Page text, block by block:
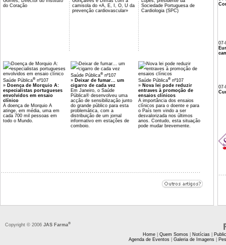
do Coração
camisola do «A, E, I, O, U da
prevenção cardiovascular»
Sociedade Portuguesa de
Cardiologia (SPC)
Saúde Pública® nº107
» Doença de Morquio A:
especialistas portugueses
envolvidos em ensaio
clínico
A doença de Morquio A
atinge, em média, uma em
cada 700 mil pessoas em
todo o Mundo.
Saúde Pública® nº107
» Deixar de fumar... um
cigarro de cada vez
Em Janeiro, o Saúde
Pública® desenvolveu uma
acção de sensibilização junto
do grande público para esta
problemática, com a
distribuição de um jornal
informativo em estações de
comboio.
Saúde Pública® nº107
» Nova lei pode reduzir
entraves à promoção de
ensaios clínicos
A importância dos ensaios
clínicos para o doente e para
o País tem vindo a ser
desvalorizada nos últimos
anos. Contudo, esta situação
pode mudar brevemente.
07-
07-
Copyright © 2006 JAS Farma®
Home| Quem Somos| Notícias|
Agenda de Eventos| Galeria de Imagens|